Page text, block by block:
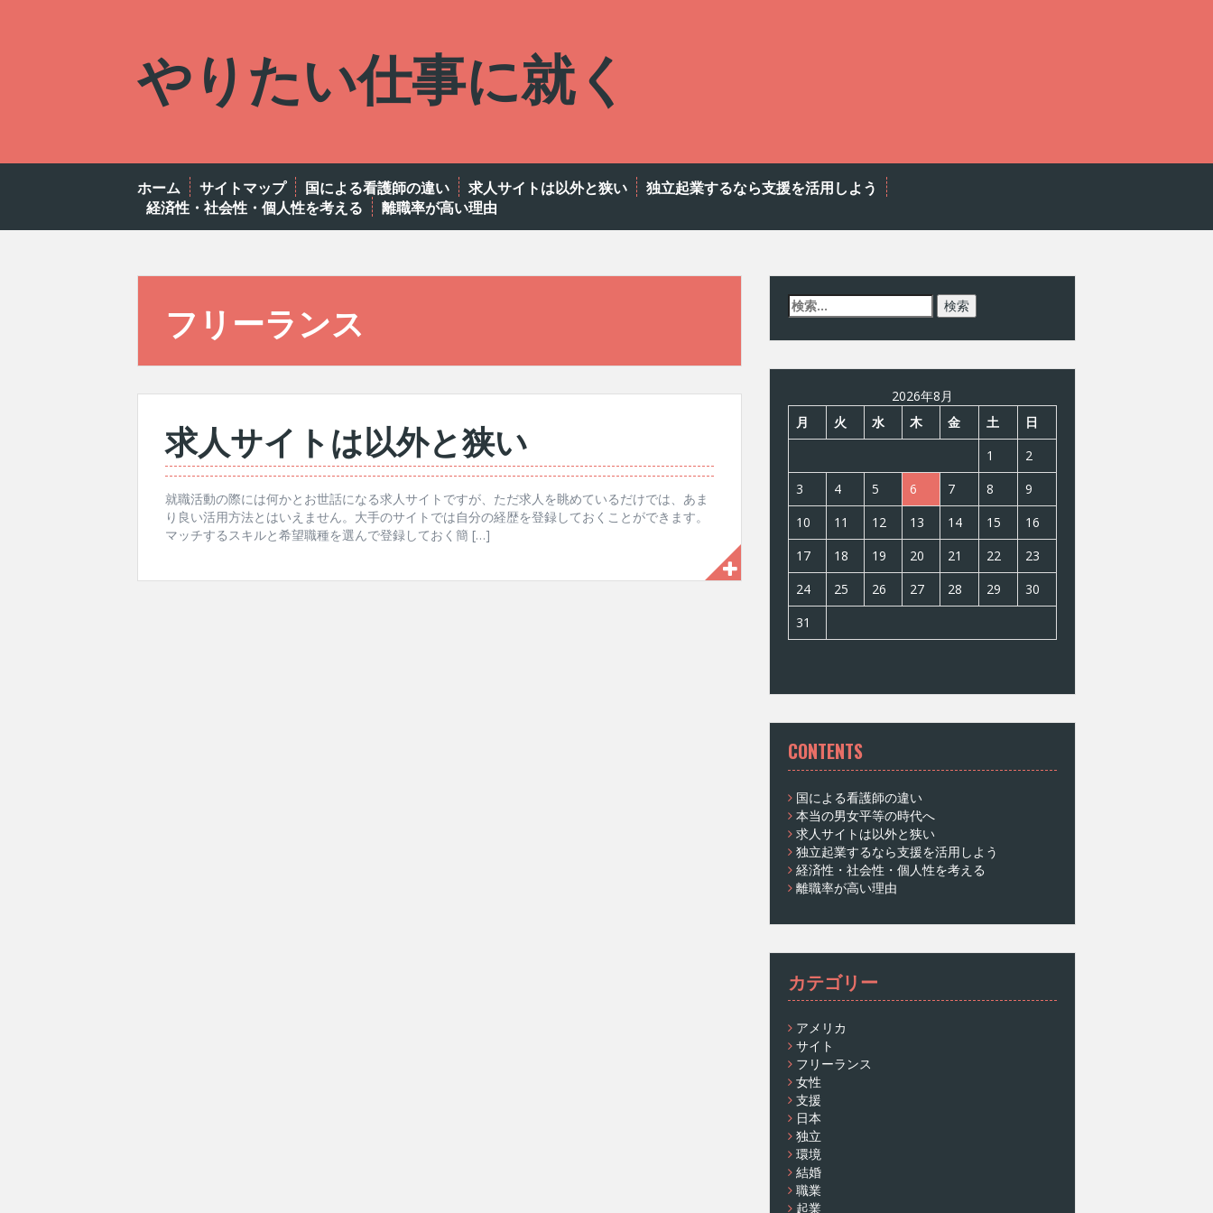
やりたい仕事に就く
ホーム サイトマップ 国による看護師の違い 求人サイトは以外と狭い
独立起業するなら支援を活用しよう
経済性・社会性・個人性を考える
離職率が高い理由
フリーランス
求人サイトは以外と狭い
就職活動の際には何かとお世話になる求人サイトですが、ただ求人を眺めているだけでは、あま
り良い活用方法とはいえません。大手のサイトでは自分の経歴を登録しておくことができます。
マッチするスキルと希望職種を選んで登録しておく簡 […]
検
索:
2026年8月
月
火 水 木 金 土
日
1
2
3
4 5 6 7 8
9
10
11 12 13 14 15
16
17
18 19 20 21 22
23
24
25 26 27 28 29
30
31
CONTENTS
国による看護師の違い
本当の男女平等の時代へ
求人サイトは以外と狭い
独立起業するなら支援を活用しよう
経済性・社会性・個人性を考える
離職率が高い理由
カテゴリー
アメリカ
サイト
フリーランス
女性
支援
日本
独立
環境
結婚
職業
起業